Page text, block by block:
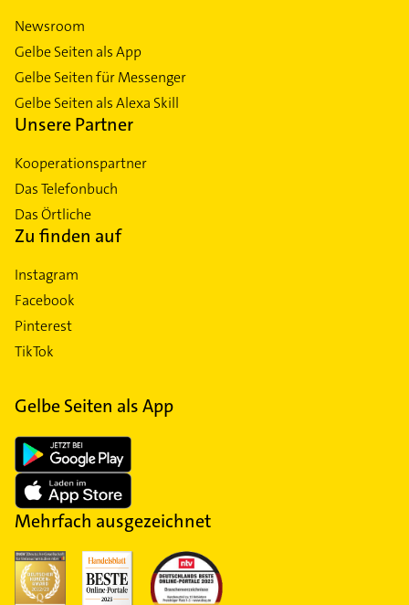
Newsroom
Gelbe Seiten als App
Gelbe Seiten für Messenger
Gelbe Seiten als Alexa Skill
Unsere Partner
Kooperationspartner
Das Telefonbuch
Das Örtliche
Zu finden auf
Instagram
Facebook
Pinterest
TikTok
Gelbe Seiten als App
Mehrfach ausgezeichnet